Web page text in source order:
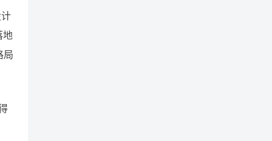
地
局